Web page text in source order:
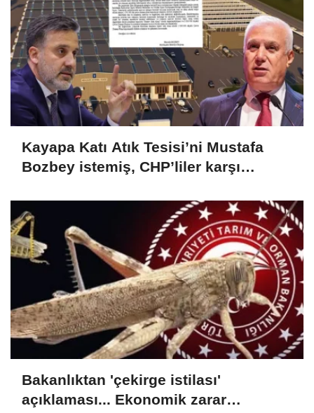
Kayapa Katı Atık Tesisi’ni Mustafa
Bozbey istemiş, CHP’liler karşı
Bakanlıktan 'çekirge istilası'
açıklaması... Ekonomik zarar